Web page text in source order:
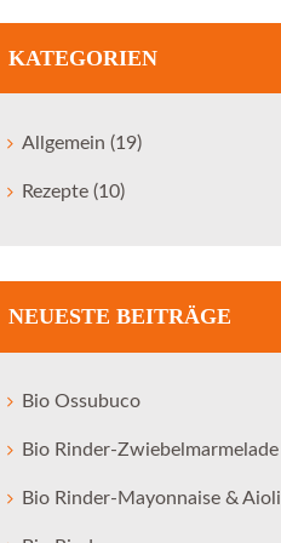
Next item
KATEGORIEN
Allgemein (19)
Rezepte(10)
NEUESTE BEITRÄGE
Bio Ossubuco
Bio Rinder-Zwiebelmarmelade
Bio Rinder-Mayonnaise & Aioli